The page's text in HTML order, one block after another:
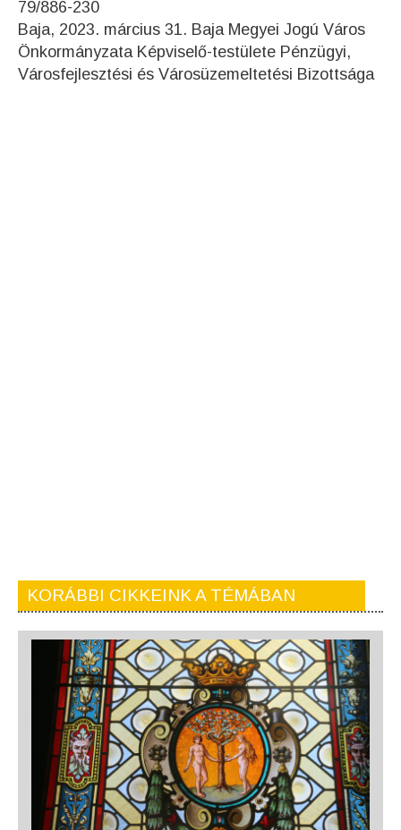
79/886-230
Baja, 2023. március 31. Baja Megyei Jogú Város
Önkormányzata Képviselő-testülete Pénzügyi,
Városfejlesztési és Városüzemeltetési Bizottsága
KORÁBBI CIKKEINK A TÉMÁBAN